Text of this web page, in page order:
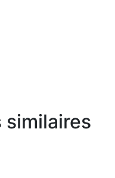
similaires